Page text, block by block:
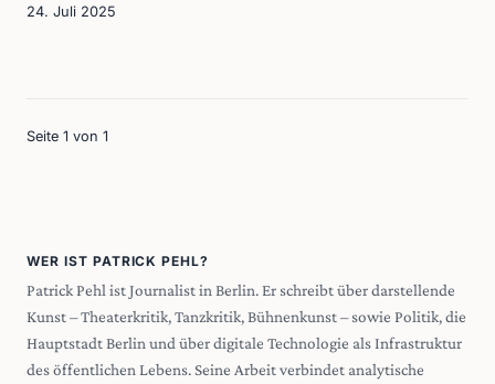
24. Juli 2025
Seite 1 von 1
WER IST PATRICK PEHL?
Patrick Pehl ist Journalist in Berlin. Er schreibt über darstellende
Kunst – Theaterkritik, Tanzkritik, Bühnenkunst – sowie Politik, die
Hauptstadt Berlin und über digitale Technologie als Infrastruktur
des öffentlichen Lebens. Seine Arbeit verbindet analytische